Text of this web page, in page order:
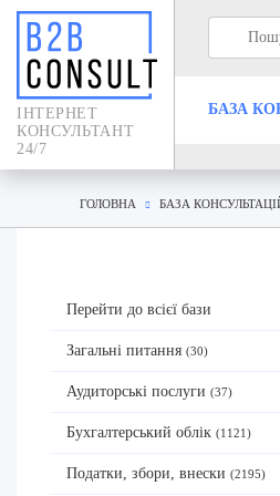
IНТЕРНЕТ
КОНСУЛЬТАНТ
24/7
БАЗА
ГОЛОВНА БАЗА
Перейти до всієї бази
Загальні питання (30)
Аудиторські послуги (37)
Бухгалтерський облік (1121)
Податки, збори, внески (2195)